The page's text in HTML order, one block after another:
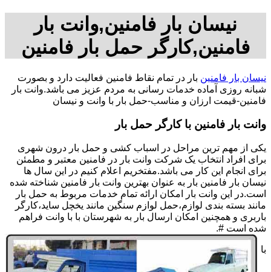
نیسان بار فامنین,وانت بار
فامنین,کارگر حمل بار فامنین
نیسان بار فامنین بار در تمام نقاط فامنین فعالیت دارد و بصورت
شبانه روزی آماده خدمات رسانی به مردم عزیز می باشد.وانت بار
فامنین-قیمت ارزان و مناسب-حمل بار با وانت و نیسان
وانت بار فامنین با کارگر حمل بار
یکی از مهم ترین مراحل در اسباب کشی و حمل بار درون شهری
برای افراد انتخاب یک شرکت وانت بار در فامنین معتبر و مطمئن
برای انجام این کار می باشد.مفتخریم اعلام کنیم در این سال ها
نیسان بار فامنین بار به عنوان بهترین وانت بار فامنین شناخته شده
است.در این وانت بار امکان ارائه تمام خدمات مربوط به حمل بار
مانند بسته بندی لوازم،حمل لوازم سنگین مانند یخچل ساید،کارگر
باربری و همچنین امکان ارسال بار به شهرستان با با وانت فراهم
شده است #.
با